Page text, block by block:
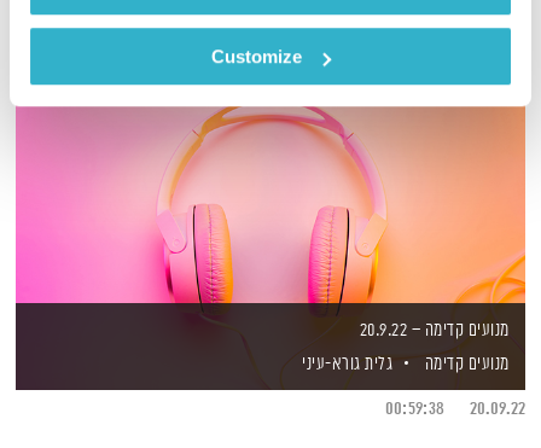
Customize
מנועים קדימה – 20.9.22
מנועים קדימה
גלית גורא-עיני
20.09.22
00:59:38